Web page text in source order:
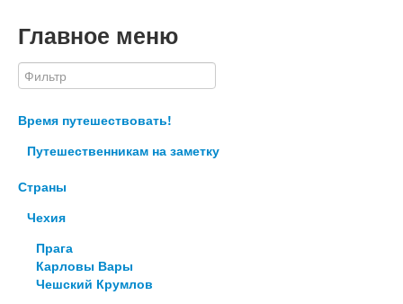
Главное меню
Время путешествовать!
Путешественникам на заметку
Страны
Чехия
Прага
Карловы Вары
Чешский Крумлов